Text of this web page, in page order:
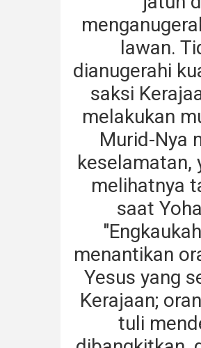
lawan.
dianugerahi
saksi
melakukan
Murid-Nya
keselamatan,
melihatnya
saat
menantikan
Yesus yang
Kerajaan;
tuli